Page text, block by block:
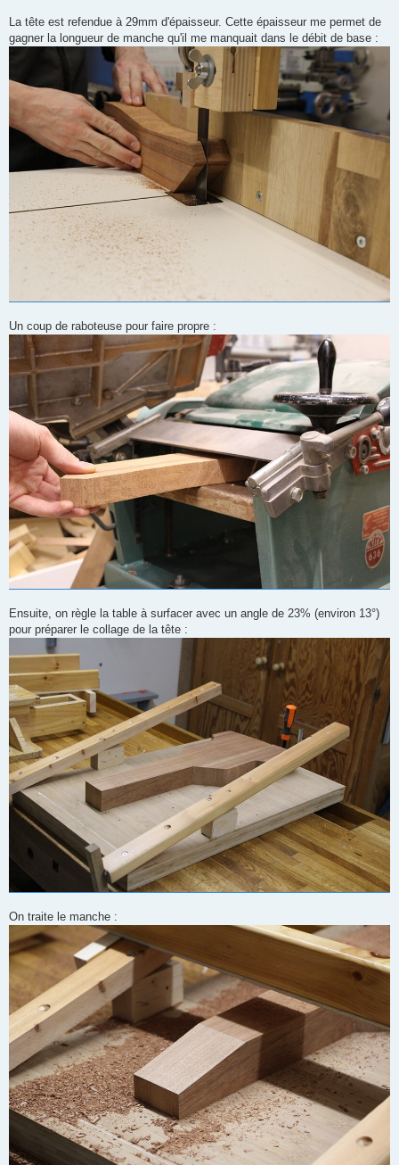
La tête est refendue à 29mm d'épaisseur. Cette épaisseur me permet de
gagner la longueur de manche qu'il me manquait dans le débit de base :
Un coup de raboteuse pour faire propre :
Ensuite, on règle la table à surfacer avec un angle de 23% (environ 13°)
pour préparer le collage de la tête :
On traite le manche :